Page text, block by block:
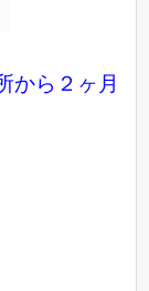
から２ヶ月